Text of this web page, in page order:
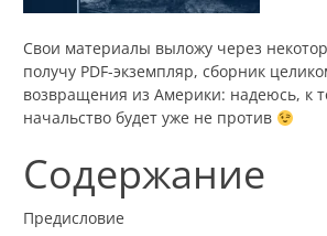
Свои материалы выложу через
получу PDF-экземпляр, сборник
возвращения из Америки: надеюсь, к
начальство будет уже не против
Содержание
Предисловие